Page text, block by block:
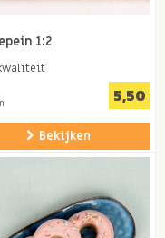
1:2
5,50
Bekijken